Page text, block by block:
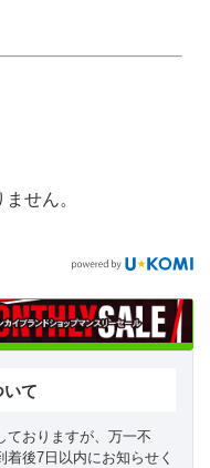
せん。
いて
ておりますが、万一不
後7日以内にお知らせく